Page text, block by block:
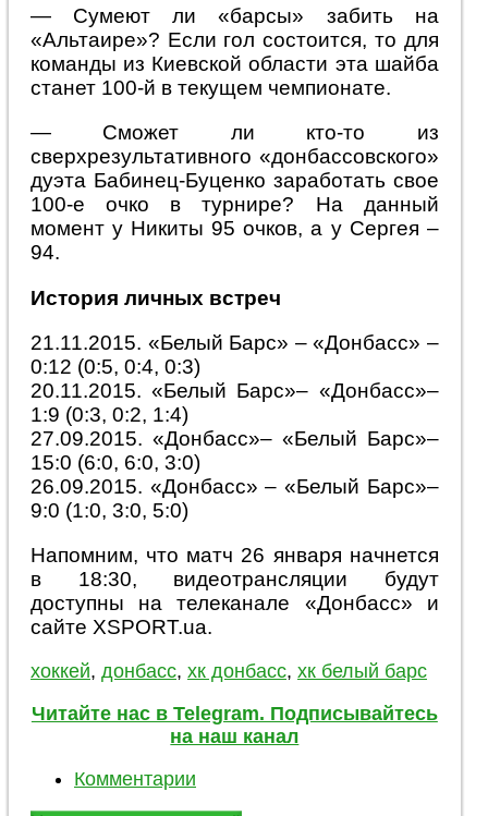
— Сумеют ли «барсы» забить на
«Альтаире»? Если гол состоится, то для
команды из Киевской области эта шайба
станет 100-й в текущем чемпионате.
— Сможет ли кто-то из
сверхрезультативного «донбассовского»
дуэта Бабинец-Буценко заработать свое
100-е очко в турнире? На данный
момент у Никиты 95 очков, а у Сергея –
94.
История личных встреч
21.11.2015. «Белый Барс» – «Донбасс» –
0:12 (0:5, 0:4, 0:3)
20.11.2015. «Белый Барс»– «Донбасс»–
1:9 (0:3, 0:2, 1:4)
27.09.2015. «Донбасс»– «Белый Барс»–
15:0 (6:0, 6:0, 3:0)
26.09.2015. «Донбасс» – «Белый Барс»–
9:0 (1:0, 3:0, 5:0)
Напомним, что матч 26 января начнется
в 18:30, видеотрансляции будут
доступны на телеканале «Донбасс» и
сайте XSPORT.ua.
хоккей, донбасс, хк донбасс, хк белый барс
Читайте нас в Telegram. Подписывайтесь
на наш канал
Комментарии